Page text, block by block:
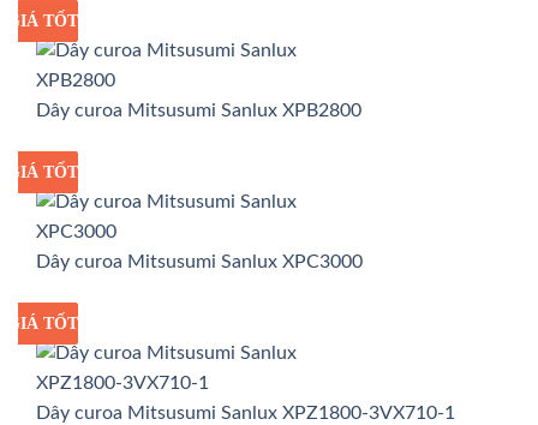
GIÁ SỈ
GIÁ TỐT
Dây curoa Mitsusumi Sanlux XPB2800
GIÁ SỈ
GIÁ TỐT
Dây curoa Mitsusumi Sanlux XPC3000
GIÁ SỈ
GIÁ TỐT
Dây curoa Mitsusumi Sanlux XPZ1800-3VX710-1